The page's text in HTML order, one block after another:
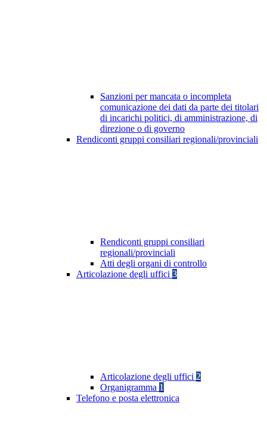
Sanzioni per mancata o incompleta
comunicazione dei dati da parte dei titolari
di incarichi politici, di amministrazione, di
direzione o di governo
Rendiconti gruppi consiliari regionali/provinciali
Rendiconti gruppi consiliari
regionali/provinciali
Atti degli organi di controllo
Articolazione degli uffici 3
Articolazione degli uffici 2
Organigramma 1
Telefono e posta elettronica